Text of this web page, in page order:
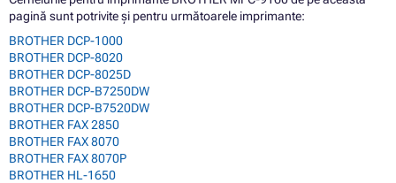
pagină sunt potrivite și pentru următoarele imprimante:
BROTHER DCP-1000
BROTHER DCP-8020
BROTHER DCP-8025D
BROTHER DCP-B7250DW
BROTHER DCP-B7520DW
BROTHER FAX 2850
BROTHER FAX 8070
BROTHER FAX 8070P
BROTHER HL-1650